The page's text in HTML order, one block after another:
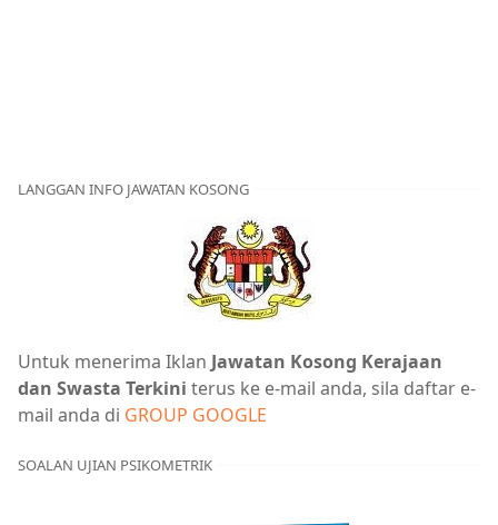
LANGGAN INFO JAWATAN KOSONG
Untuk menerima Iklan Jawatan Kosong Kerajaan
dan Swasta Terkini terus ke e-mail anda, sila daftar e-
mail anda di GROUP GOOGLE
SOALAN UJIAN PSIKOMETRIK